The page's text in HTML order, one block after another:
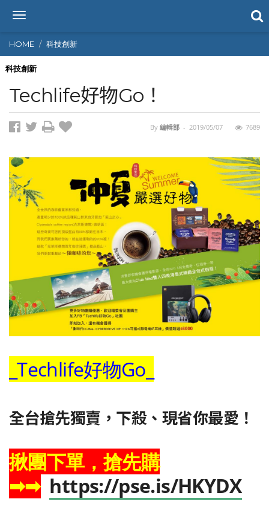
T
g
g
l
n
a
t
i
o
n
HOME 科技創新
科技創新
Techlife好物Go！
By 編輯部 - 2019/05/07 7689
_Techlife好物Go_
全台搶先獨賣，下殺、現省你最愛！
揪團下單，搶先購
➡➡ https://pse.is/HKYDX